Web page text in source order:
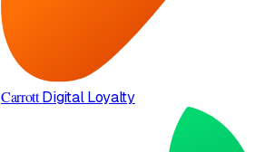
Carrott Digital Loyalty